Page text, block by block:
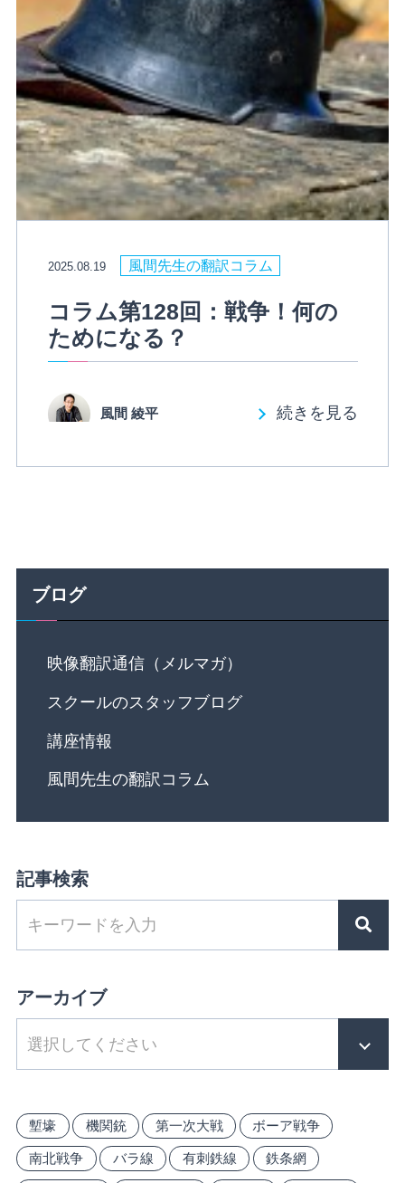
2025.08.19 風間先生の翻訳コラム
コラム第128回：戦争！何の
ためになる？
風間 綾平 続きを見る
ブログ
映像翻訳通信（メルマガ）
スクールのスタッフブログ
講座情報
風間先生の翻訳コラム
記事検索
アーカイブ
塹壕 機関銃 第一次大戦 ボーア戦争
南北戦争 バラ線 有刺鉄線 鉄条網